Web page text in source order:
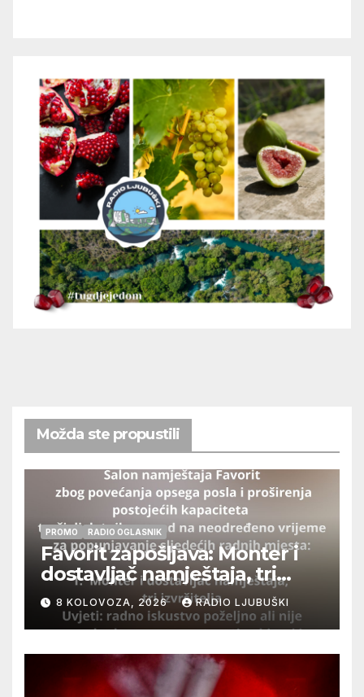
Možda ste propustili
PROMO RADIO OGLASNIK
Favorit zapošljava: Monter i
dostavljač namještaja, tri
izvršitelja
8 KOLOVOZA, 2026 RADIO LJUBUŠKI